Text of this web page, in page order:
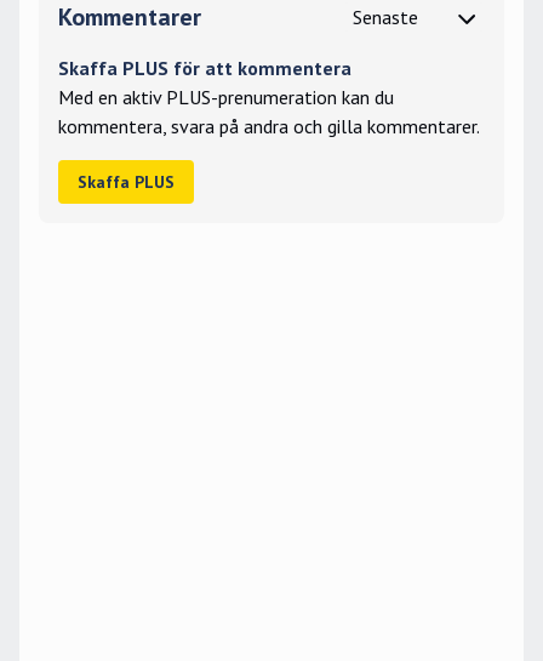
Kommentarer
Skaffa PLUS för att kommentera
Med en aktiv PLUS-prenumeration kan du
kommentera, svara på andra och gilla kommentarer.
Skaffa PLUS